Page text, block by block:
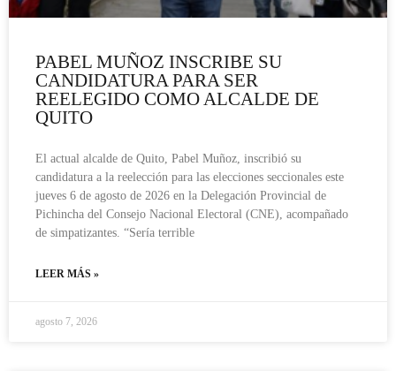
PABEL MUÑOZ INSCRIBE SU
CANDIDATURA PARA SER
REELEGIDO COMO ALCALDE DE
QUITO
El actual alcalde de Quito, Pabel Muñoz, inscribió su
candidatura a la reelección para las elecciones seccionales este
jueves 6 de agosto de 2026 en la Delegación Provincial de
Pichincha del Consejo Nacional Electoral (CNE), acompañado
de simpatizantes. “Sería terrible
LEER MÁS »
agosto 7, 2026